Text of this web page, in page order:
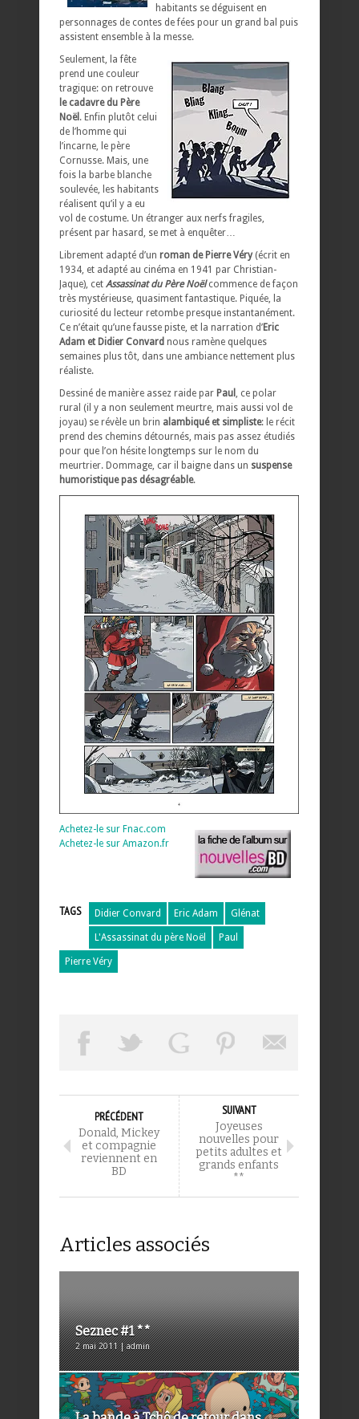
habitants se déguisent en
personnages de contes de fées pour un grand bal puis
assistent ensemble à la messe.
Seulement, la fête
prend une couleur
tragique: on retrouve
le cadavre du Père
Noël . Enfin plutôt celui
de l’homme qui
l’incarne, le père
Cornusse. Mais, une
fois la barbe blanche
soulevée, les habitants
réalisent qu’il y a eu
vol de costume. Un étranger aux nerfs fragiles,
présent par hasard, se met à enquêter…
Librement adapté d’un roman de Pierre Véry(écrit en
1934, et adapté au cinéma en 1941 par Christian-
Jaque), cet Assassinat du Père Noëlcommence de façon
très mystérieuse, quasiment fantastique. Piquée, la
curiosité du lecteur retombe presque instantanément.
Ce n’était qu’une fausse piste, et la narration d’Eric
Adam et Didier Convard nous ramène quelques
semaines plus tôt, dans une ambiance nettement plus
réaliste.
Dessiné de manière assez raide par Paul
, ce polar
rural (il y a non seulement meurtre, mais aussi vol de
joyau) se révèle un brin alambiqué et simpliste: le récit
prend des chemins détournés, mais pas assez étudiés
pour que l’on hésite longtemps sur le nom du
meurtrier. Dommage, car il baigne dans un suspense
humoristique pas désagréable.
Achetez-le sur Fnac.com
Achetez-le sur Amazon.fr
TAGS Didier Convard Eric Adam Glénat
L'Assassinat du père Noël Paul
Pierre Véry
PRÉCÉDENT
Donald, Mickey
et compagnie
reviennent en
BD
SUIVANT
Joyeuses
nouvelles pour
petits adultes et
grands enfants
**
Articles associés
Seznec #1 **
2 mai 2011 | admin